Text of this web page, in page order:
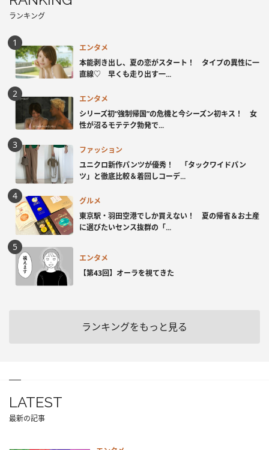
ランキング
エンタメ
本能剥き出し、夏の恋がスタート！ タイプの異性に一
直線♡ 早くも走り出す一...
エンタメ
シリーズ初“強制帰国”の危機と今シーズン初キス！ 女
性が沼るモテテク勃発で...
ファッション
ユニクロ新作パンツが優秀！ 「タックワイドパン
ツ」と徹底比較＆着回しコーデ...
グルメ
東京駅・羽田空港でしか買えない！ 夏の帰省＆お土産
に選びたいセンス抜群の「...
エンタメ
【第43回】オーラを視てきた
ランキングをもっと見る
LATEST
最新の記事